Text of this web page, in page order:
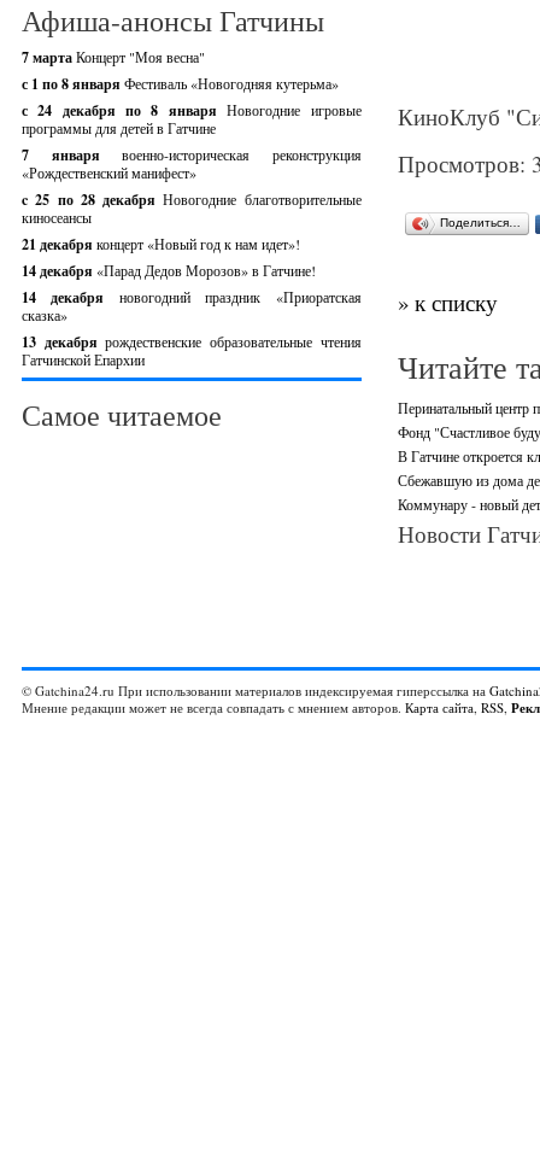
Афиша-анонсы Гатчины
7 мартаКонцерт "Моя весна"
с 1 по 8 января Фестиваль «Новогодняя кутерьма»
с 24 декабря по 8 январяНовогодние игровые
программы для детей в Гатчине
7 январявоенно-историческая реконструкция
«Рождественский манифест»
c 25 по 28 декабряНовогодние благотворительные
киносеансы
21 декабря концерт «Новый год к нам идет»!
14 декабря «Парад Дедов Морозов» в Гатчине!
14 декабря новогодний праздник «Приоратская
сказка»
13 декабрярождественские образовательные чтения
Гатчинской Епархии
Самое читаемое
КиноКлуб
Просмотров:
Поделиться…
» к списку
Читайте
Перинатальный центр
Фонд "Счастливое
В Гатчине откроется
Сбежавшую из дома
Коммунару - новый
Новости
© Gatchina24.ru При использовании материалов индексируемая гиперссылка на
Мнение редакции может не всегда совпадать с мнением авторов. Карта сайта, RSS,